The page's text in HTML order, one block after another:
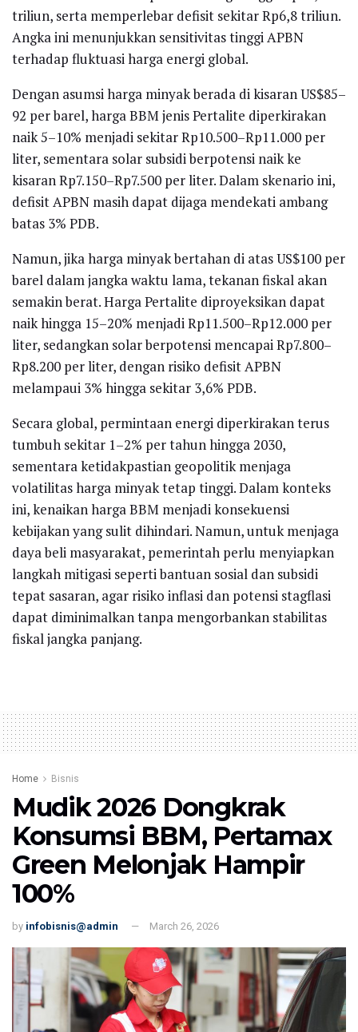
triliun, serta memperlebar defisit sekitar Rp6,8 triliun.
Angka ini menunjukkan sensitivitas tinggi APBN
terhadap fluktuasi harga energi global.
Dengan asumsi harga minyak berada di kisaran US$85–
92 per barel, harga BBM jenis Pertalite diperkirakan
naik 5–10% menjadi sekitar Rp10.500–Rp11.000 per
liter, sementara solar subsidi berpotensi naik ke
kisaran Rp7.150–Rp7.500 per liter. Dalam skenario ini,
defisit APBN masih dapat dijaga mendekati ambang
batas 3% PDB.
Namun, jika harga minyak bertahan di atas US$100 per
barel dalam jangka waktu lama, tekanan fiskal akan
semakin berat. Harga Pertalite diproyeksikan dapat
naik hingga 15–20% menjadi Rp11.500–Rp12.000 per
liter, sedangkan solar berpotensi mencapai Rp7.800–
Rp8.200 per liter, dengan risiko defisit APBN
melampaui 3% hingga sekitar 3,6% PDB.
Secara global, permintaan energi diperkirakan terus
tumbuh sekitar 1–2% per tahun hingga 2030,
sementara ketidakpastian geopolitik menjaga
volatilitas harga minyak tetap tinggi. Dalam konteks
ini, kenaikan harga BBM menjadi konsekuensi
kebijakan yang sulit dihindari. Namun, untuk menjaga
daya beli masyarakat, pemerintah perlu menyiapkan
langkah mitigasi seperti bantuan sosial dan subsidi
tepat sasaran, agar risiko inflasi dan potensi stagflasi
dapat diminimalkan tanpa mengorbankan stabilitas
fiskal jangka panjang.
Home Bisnis
Mudik 2026 Dongkrak
Konsumsi BBM, Pertamax
Green Melonjak Hampir
100%
by infobisnis@admin March 26, 2026